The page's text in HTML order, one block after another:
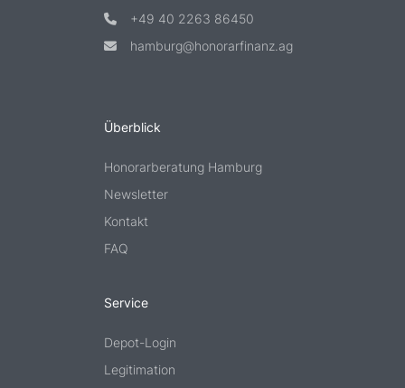
+49 40 2263 86450
hamburg@honorarfinanz.ag
Überblick
Honorarberatung Hamburg
Newsletter
Kontakt
FAQ
Service
Depot-Login
Legitimation